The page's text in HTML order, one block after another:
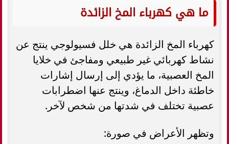
ما هي كهرباء المخ الزائدة
كهرباء المخ الزائدة هي خلل فسيولوجي ينتج عن
نشاط كهربائي غير طبيعي ومفاجئ في خلايا
المخ العصبية، ما يؤدي إلى إرسال إشارات
خاطئة داخل الدماغ، وينتج عنها اضطرابات
عصبية تختلف في شدتها من شخص لآخر.
وتظهر الأعراض في صورة: